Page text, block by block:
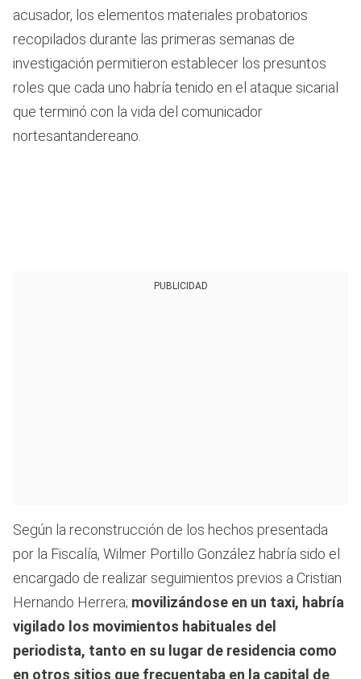
acusador, los elementos materiales probatorios
recopilados durante las primeras semanas de
investigación permitieron establecer los presuntos
roles que cada uno habría tenido en el ataque sicarial
que terminó con la vida del comunicador
nortesantandereano.
PUBLICIDAD
Según la reconstrucción de los hechos presentada
por la Fiscalía, Wilmer Portillo González habría sido el
encargado de realizar seguimientos previos a Cristian
Hernando Herrera; movilizándose en un taxi, habría
vigilado los movimientos habituales del
periodista, tanto en su lugar de residencia como
en otros sitios que frecuentaba en la capital de